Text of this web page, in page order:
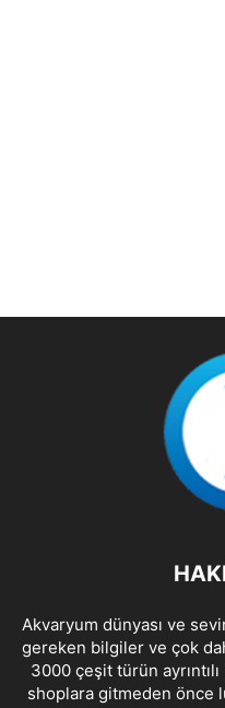
Akvaryum dünyası ve
gereken bilgiler ve çok
3000 çeşit türün
shoplara gitmeden önce